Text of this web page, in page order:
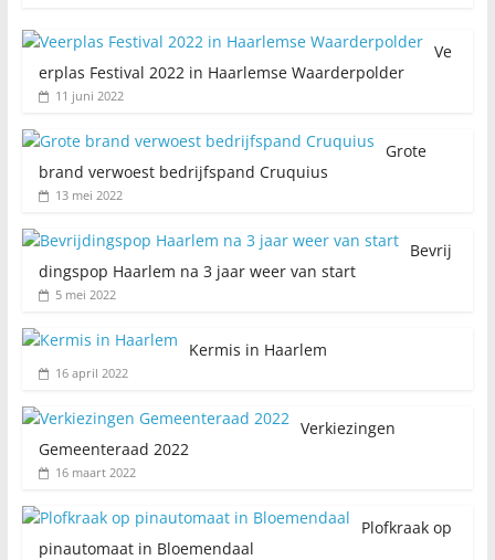
Ve
erplas Festival 2022 in Haarlemse Waarderpolder
11 juni 2022
Grote
brand verwoest bedrijfspand Cruquius
13 mei 2022
Bevrij
dingspop Haarlem na 3 jaar weer van start
5 mei 2022
Kermis in Haarlem
16 april 2022
Verkiezingen
Gemeenteraad 2022
16 maart 2022
Plofkraak op
pinautomaat in Bloemendaal